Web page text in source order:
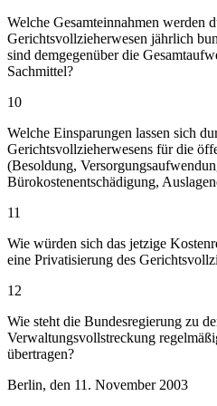
Welche Gesamteinnahmen werden
Gerichtsvollzieherwesen jährlich
sind demgegenüber die
Sachmittel?
10
Welche Einsparungen lassen sich
Gerichtsvollzieherwesens für die
(Besoldung,
Bürokostenentschädigung,
11
Wie würden sich das jetzige
eine Privatisierung des
12
Wie steht die Bundesregierung zu
Verwaltungsvollstreckung
übertragen?
Berlin, den 11. November 2003